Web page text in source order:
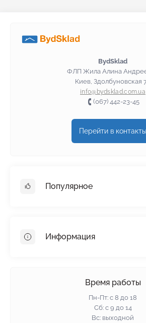
BydSklad
ФЛП Жила Алина
Киев, Здолбуновская
info@bydsklad.com.ua
(067) 442-23-45
Перейти в контакты
Популярное
Пенопласт
Информация
Политика конфиденциальности
Время работы
Пн-Пт: с 8 до 18
Сб: с 9 до 14
Вс: выходной